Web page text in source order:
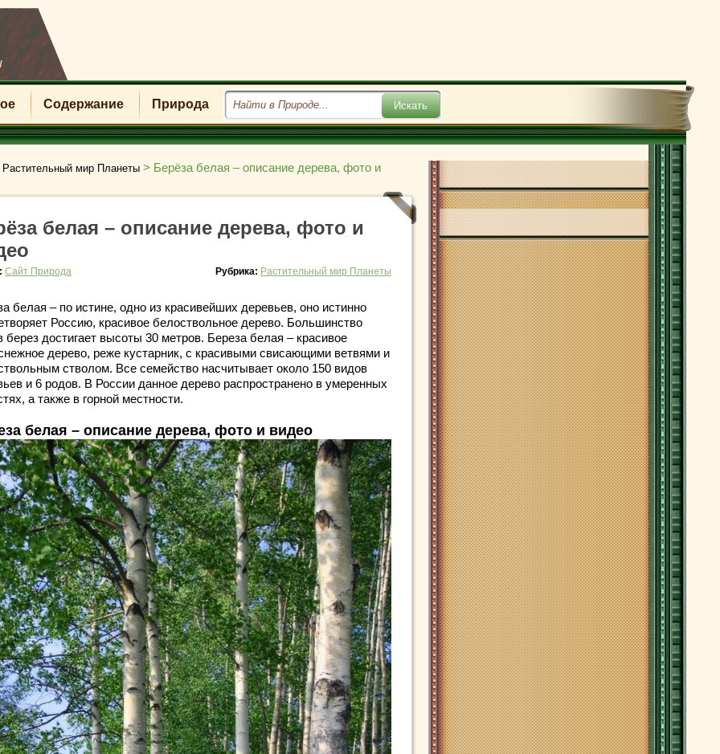
Содержание Природа
Растительный мир Планеты > Берёза белая – описание дерева, фото и
белая – описание дерева, фото и
Сайт Природа Рубрика: Растительный мир Планеты
белая – по истине, одно из красивейших деревьев, оно истинно
Россию, красивое белоствольное дерево. Большинство
берез достигает высоты 30 метров. Береза белая – красивое
дерево, реже кустарник, с красивыми свисающими ветвями и
стволом. Все семейство насчитывает около 150 видов
и 6 родов. В России данное дерево распространено в умеренных
а также в горной местности.
белая – описание дерева, фото и видео